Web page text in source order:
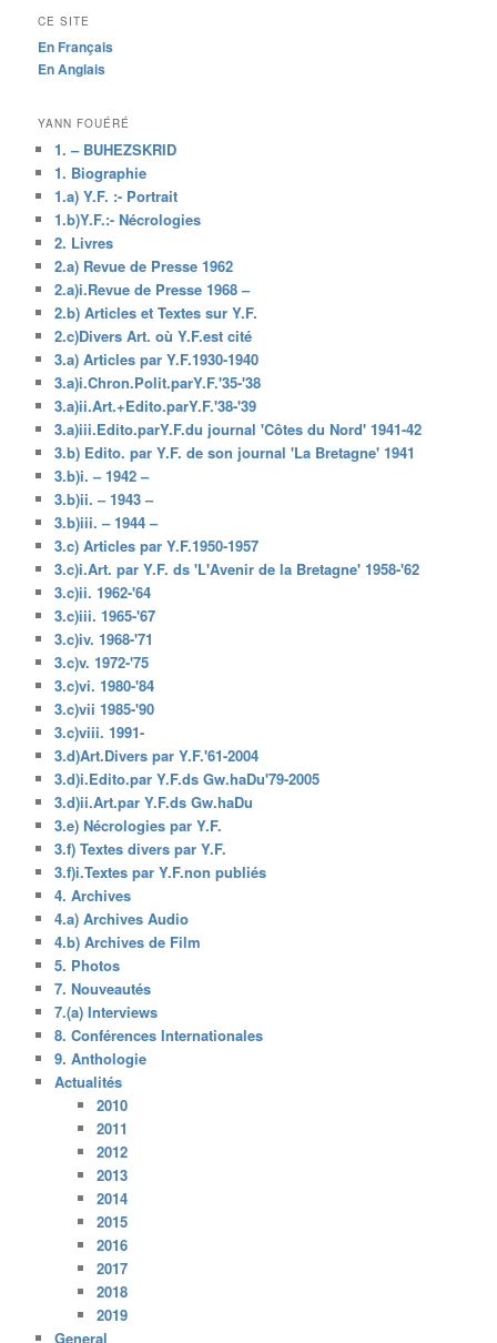
CE SITE
En Français
En Anglais
YANN FOUÉRÉ
1. – BUHEZSKRID
1. Biographie
1.a) Y.F. :- Portrait
1.b)Y.F.:- Nécrologies
2. Livres
2.a) Revue de Presse 1962
2.a)i.Revue de Presse 1968 –
2.b) Articles et Textes sur Y.F.
2.c)Divers Art. où Y.F.est cité
3.a) Articles par Y.F.1930-1940
3.a)i.Chron.Polit.parY.F.'35-'38
3.a)ii.Art.+Edito.parY.F.'38-'39
3.a)iii.Edito.parY.F.du journal 'Côtes du Nord' 1941-42
3.b) Edito. par Y.F. de son journal 'La Bretagne' 1941
3.b)i. – 1942 –
3.b)ii. – 1943 –
3.b)iii. – 1944 –
3.c) Articles par Y.F.1950-1957
3.c)i.Art. par Y.F. ds 'L'Avenir de la Bretagne' 1958-'62
3.c)ii. 1962-'64
3.c)iii. 1965-'67
3.c)iv. 1968-'71
3.c)v. 1972-'75
3.c)vi. 1980-'84
3.c)vii 1985-'90
3.c)viii. 1991-
3.d)Art.Divers par Y.F.'61-2004
3.d)i.Edito.par Y.F.ds Gw.haDu'79-2005
3.d)ii.Art.par Y.F.ds Gw.haDu
3.e) Nécrologies par Y.F.
3.f) Textes divers par Y.F.
3.f)i.Textes par Y.F.non publiés
4. Archives
4.a) Archives Audio
4.b) Archives de Film
5. Photos
7. Nouveautés
7.(a) Interviews
8. Conférences Internationales
9. Anthologie
Actualités
2010
2011
2012
2013
2014
2015
2016
2017
2018
2019
General